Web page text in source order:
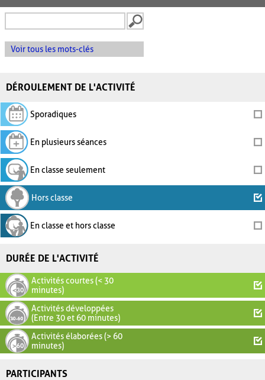
Voir tous les mots-clés
DÉROULEMENT DE L'ACTIVITÉ
Sporadiques
En plusieurs séances
En classe seulement
Hors classe
En classe et hors classe
DURÉE DE L'ACTIVITÉ
Activités courtes (< 30
minutes)
Activités développées
(Entre 30 et 60 minutes)
Activités élaborées (> 60
minutes)
PARTICIPANTS